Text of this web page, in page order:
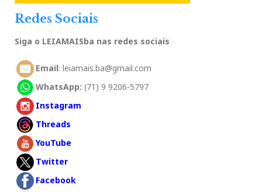
Redes Sociais
Siga o LEIAMAISba nas redes sociais
Email: leiamais.ba@gmail.com
WhatsApp: (71) 9 9206-5797
Instagram
Threads
YouTube
Twitter
Facebook